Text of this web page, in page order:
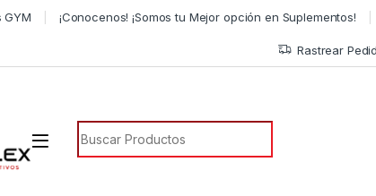
GYM ¡Conocenos! ¡Somos tu Mejor opción en Suplementos!
Rastrear
Búsqueda de: